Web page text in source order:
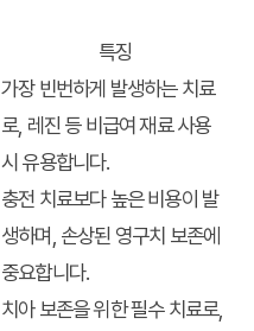
특징
가장 빈번하게 발생하는 치료
로, 레진 등 비급여 재료 사용
시 유용합니다.
충전 치료보다 높은 비용이 발
생하며, 손상된 영구치 보존에
중요합니다.
치아 보존을 위한 필수 치료로,